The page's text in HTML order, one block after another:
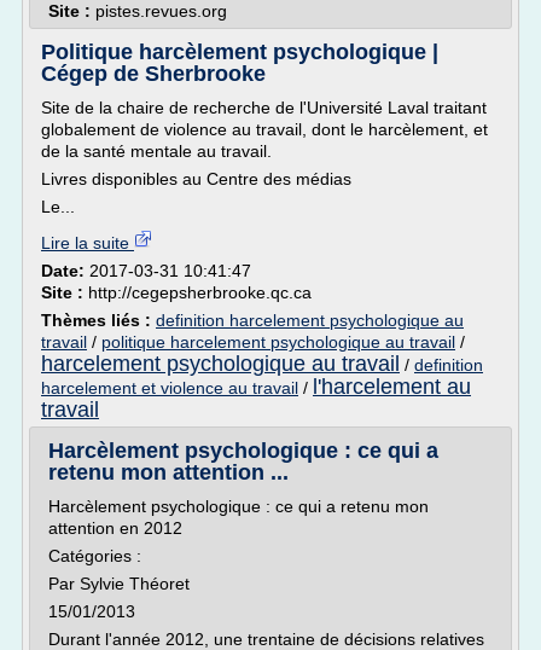
Site : pistes.revues.org
Politique harcèlement psychologique |
Cégep de Sherbrooke
Site de la chaire de recherche de l'Université Laval traitant
globalement de violence au travail, dont le harcèlement, et
de la santé mentale au travail.
Livres disponibles au Centre des médias
Le...
Lire la suite
Date: 2017-03-31 10:41:47
Site : http://cegepsherbrooke.qc.ca
Thèmes liés : definition harcelement psychologique au
travail / politique harcelement psychologique au travail /
harcelement psychologique au travail / definition
harcelement et violence au travail / l'harcelement au
travail
Harcèlement psychologique : ce qui a
retenu mon attention ...
Harcèlement psychologique : ce qui a retenu mon
attention en 2012
Catégories :
Par Sylvie Théoret
15/01/2013
Durant l'année 2012, une trentaine de décisions relatives